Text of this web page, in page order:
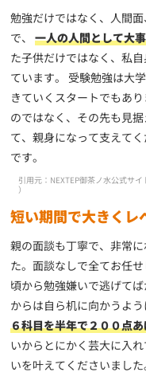
勉強だけではなく、人間
で、一人の人間として大
た子供だけではなく、私
ています。 受験勉強は大
きていくスタートでもあ
のではなく、その先も見
て、親身になって支えて
です。
引用元：NEXTEP御茶ノ水公式サイ
）
短い期間で大きくレ
親の面談も丁寧で、非常
た。面談なしで全てお任
頃から勉強嫌いで逃げて
からは自ら机に向かうよ
６科目を半年で２００点
いからとにかく芸大に入
いを叶えてくださいまし